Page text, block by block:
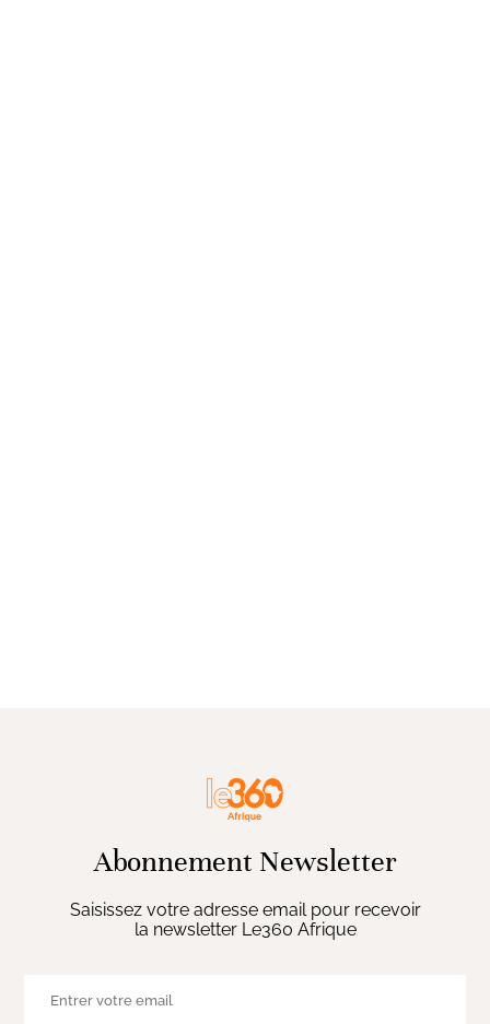
Abonnement Newsletter
Saisissez votre adresse email pour recevoir
la newsletter Le360 Afrique